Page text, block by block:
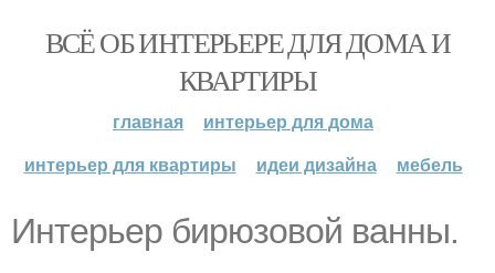
ВСЁ ОБ ИНТЕРЬЕРЕ ДЛЯ ДОМА И
КВАРТИРЫ
главная
интерьер для дома
интерьер для квартиры
идеи дизайна мебель
Интерьер бирюзовой ванны.